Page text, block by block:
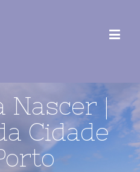
Nascer |
Cidade